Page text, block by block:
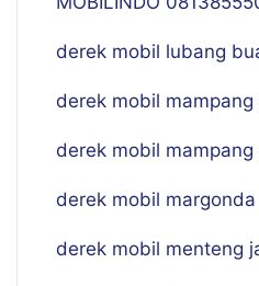
derek mobil lubang
derek mobil mampang
derek mobil
derek mobil margonda
derek mobil menteng